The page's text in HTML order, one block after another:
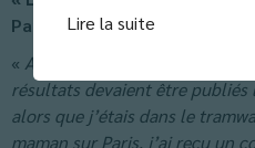
Lire la suite
Paris… »
« Autant prévenir : l’attente
résultats devaient être
alors que j’étais dans le
maman sur Paris, j’ai reçu un